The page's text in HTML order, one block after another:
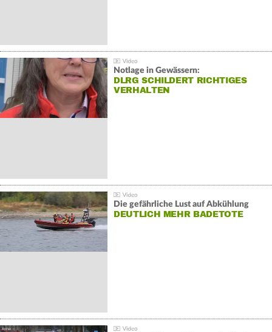
Notlage in Gewässern:
DLRG SCHILDERT RICHTIGES
VERHALTEN
Die gefährliche Lust auf Abkühlung
DEUTLICH MEHR BADETOTE